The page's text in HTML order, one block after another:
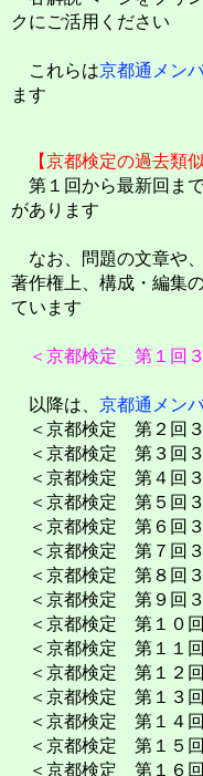
クにご活用ください
これらは京都通メン
ます
【京都検定の過去類
第１回から最新回ま
があります
なお、問題の文章や、
著作権上、構成・編集
ています
＜京都検定 第１回
以降は、 京都通メン
＜京都検定 第２回３
＜京都検定 第３回３
＜京都検定 第４回３
＜京都検定 第５回３
＜京都検定 第６回３
＜京都検定 第７回３
＜京都検定 第８回３
＜京都検定 第９回３
＜京都検定 第１０回
＜京都検定 第１１回
＜京都検定 第１２回
＜京都検定 第１３回
＜京都検定 第１４回
＜京都検定 第１５回
＜京都検定 第１６回